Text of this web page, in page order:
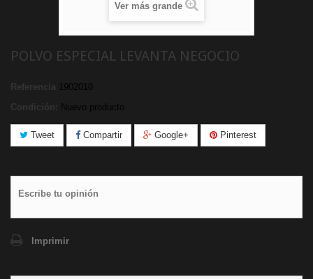
Ver más grande
POLVO ESPECIAL LEVANTA NEGOCIO
Referencia 1902010
Condición: Nuevo producto
Tweet Compartir Google+ Pinterest
Escribe tu opinión
Imprimir